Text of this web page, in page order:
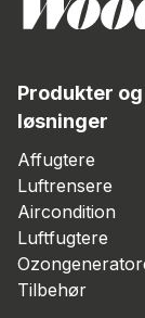
Produkter og
løsninger
Affugtere
Luftrensere
Aircondition
Luftfugtere
Tilbehør